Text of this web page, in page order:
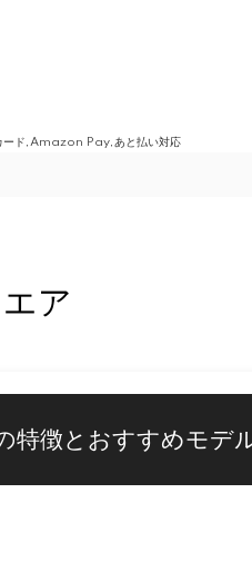
ード,Amazon Pay,あと払い対応
ア
特徴とおすすめモデ